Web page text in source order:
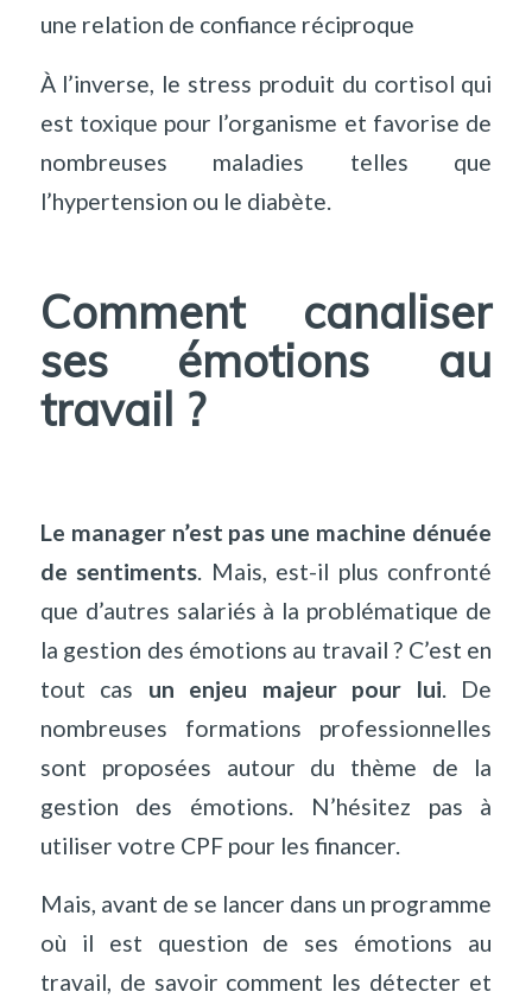
une relation de confiance réciproque
À l’inverse, le stress produit du cortisol qui
est toxique pour l’organisme et favorise de
nombreuses maladies telles que
l’hypertension ou le diabète.
Comment canaliser
ses émotions au
travail ?
Le manager n’est pas une machine dénuée
de sentiments. Mais, est-il plus confronté
que d’autres salariés à la problématique de
la gestion des émotions au travail ? C’est en
tout cas un enjeu majeur pour lui. De
nombreuses formations professionnelles
sont proposées autour du thème de la
gestion des émotions. N’hésitez pas à
utiliser votre CPF pour les financer.
Mais, avant de se lancer dans un programme
où il est question de ses émotions au
travail, de savoir comment les détecter et